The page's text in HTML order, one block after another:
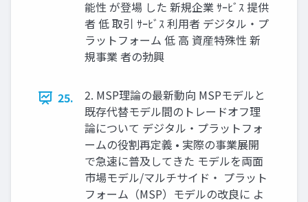
能性 が登場 した 新規企業 ｻｰﾋﾞｽ 提供
者 低 取引 ｻｰﾋﾞｽ 利用者 デジタル・プ
ラットフォーム 低 高 資産特殊性 新
規事業 者の勃興
25.
2. MSP理論の最新動向 MSPモデルと
既存代替モデル間のトレードオフ理
論について デジタル・プラットフォ
ームの役割再定義 • 実際の事業展開
で急速に普及してきた モデルを両面
市場モデル/マルチサイド・ プラット
フォーム（MSP）モデルの改良に よ